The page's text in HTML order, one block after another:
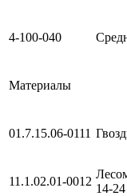
4-100-040
Материалы
01.7.15.06-0111
11.1.02.01-0012
14-